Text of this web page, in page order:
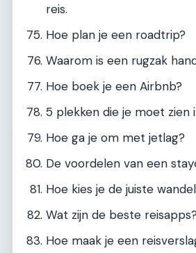
reis.
Hoe plan je een roadtrip?
Waarom is een rugzak
Hoe boek je een Airbnb?
5 plekken die je moet zien
Hoe ga je om met jetlag?
De voordelen van een
Hoe kies je de juiste
Wat zijn de beste
Hoe maak je een